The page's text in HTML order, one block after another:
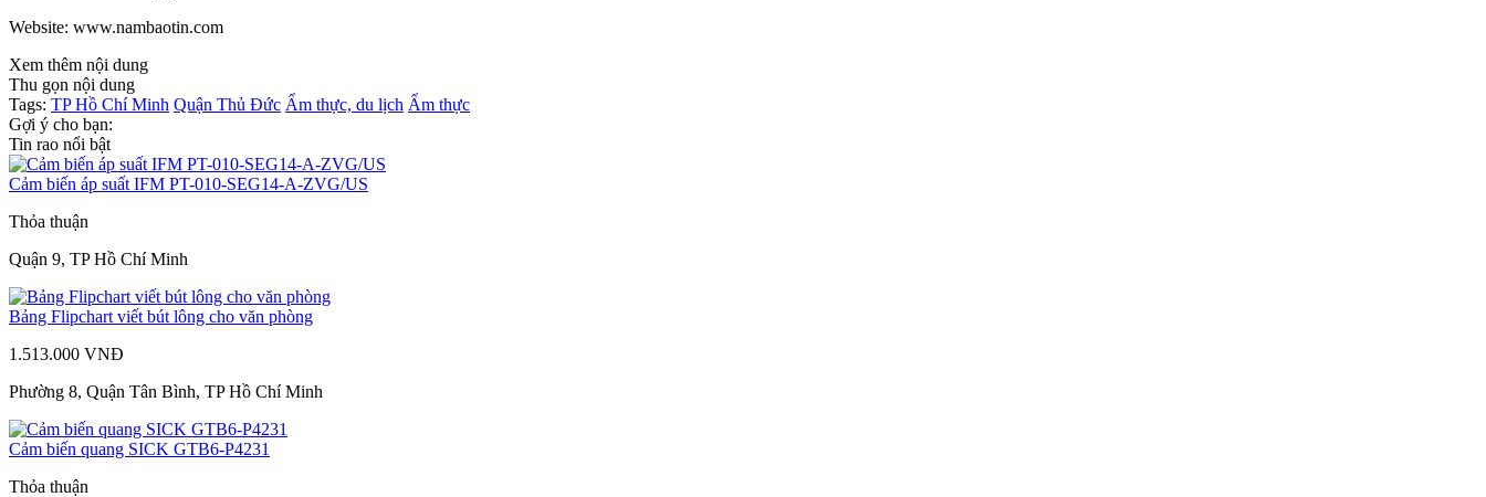
Website: www.nambaotin.com
Xem thêm nội dung
Thu gọn nội dung
Tags: TP Hồ Chí Minh Quận Thủ Đức Ẩm thực, du lịch Ẩm thực
Gợi ý cho bạn:
Tin rao nổi bật
Cảm biến áp suất IFM PT-010-SEG14-A-ZVG/US
Thỏa thuận
Quận 9, TP Hồ Chí Minh
Bảng Flipchart viết bút lông cho văn phòng
1.513.000 VNĐ
Phường 8, Quận Tân Bình, TP Hồ Chí Minh
Cảm biến quang SICK GTB6-P4231
Thỏa thuận